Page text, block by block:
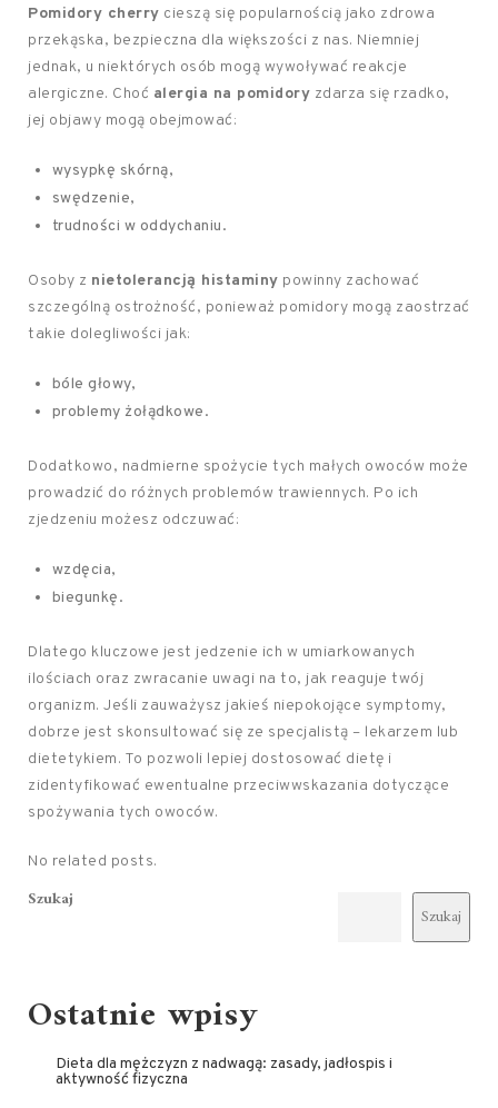
Pomidory cherry cieszą się popularnością jako zdrowa
przekąska, bezpieczna dla większości z nas. Niemniej
jednak, u niektórych osób mogą wywoływać reakcje
alergiczne. Choć alergia na pomidory zdarza się rzadko,
jej objawy mogą obejmować:
wysypkę skórną,
swędzenie,
trudności w oddychaniu.
Osoby z nietolerancją histaminy powinny zachować
szczególną ostrożność, ponieważ pomidory mogą zaostrzać
takie dolegliwości jak:
bóle głowy,
problemy żołądkowe.
Dodatkowo, nadmierne spożycie tych małych owoców może
prowadzić do różnych problemów trawiennych. Po ich
zjedzeniu możesz odczuwać:
wzdęcia,
biegunkę.
Dlatego kluczowe jest jedzenie ich w umiarkowanych
ilościach oraz zwracanie uwagi na to, jak reaguje twój
organizm. Jeśli zauważysz jakieś niepokojące symptomy,
dobrze jest skonsultować się ze specjalistą – lekarzem lub
dietetykiem. To pozwoli lepiej dostosować dietę i
zidentyfikować ewentualne przeciwwskazania dotyczące
spożywania tych owoców.
No related posts.
Szukaj
Szukaj
Ostatnie wpisy
Dieta dla mężczyzn z nadwagą: zasady, jadłospis i
aktywność fizyczna